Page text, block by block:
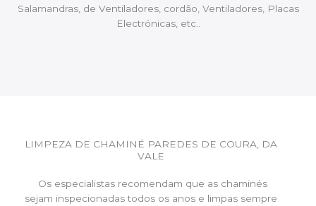
Salamandras, de Ventiladores, cordão, Ventiladores, Placas
Electrónicas, etc..
LIMPEZA DE CHAMINÉ PAREDES DE COURA, DA
VALE
Os especialistas recomendam que as chaminés
sejam inspecionadas todos os anos e limpas sempre